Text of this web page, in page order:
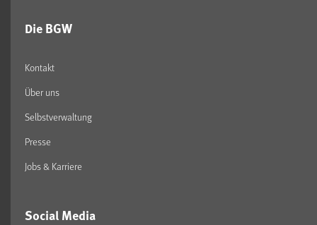
Die BGW
Kontakt
Über uns
Selbstverwaltung
Presse
Jobs & Karriere
Social Media